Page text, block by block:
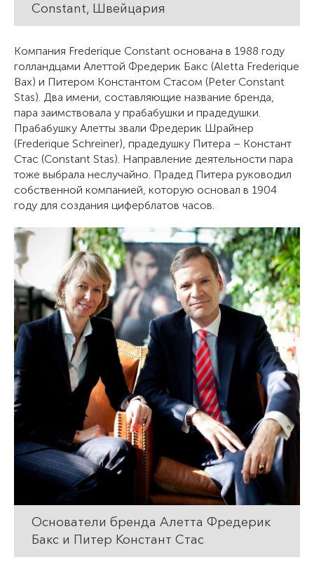
Constant, Швейцария
Компания Frederique Constant основана в 1988 году
голландцами Алеттой Фредерик Бакс (Aletta Frederique
Bax) и Питером Константом Стасом (Peter Constant
Stas). Два имени, составляющие название бренда,
пара заимствовала у прабабушки и прадедушки.
Прабабушку Алетты звали Фредерик Шрайнер
(Frederique Schreiner), прадедушку Питера – Констант
Стас (Constant Stas). Направление деятельности пара
тоже выбрала неслучайно. Прадед Питера руководил
собственной компанией, которую основал в 1904
году для создания циферблатов часов.
Основатели бренда Алетта Фредерик
Бакс и Питер Констант Стас